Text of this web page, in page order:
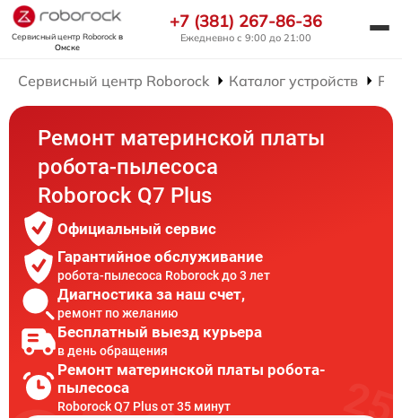
Сервисный центр Roborockв
Омске
+7 (381) 267-86-36
Ежедневно с 9:00 до 21:00
Сервисный центр Roborock Каталог устройств
Ремонт материнской платы
робота-пылесоса
Roborock Q7 Plus
Официальный сервис
Гарантийное обслуживание
робота-пылесоса Roborock до 3 лет
Диагностика за наш счет,
ремонт по желанию
Бесплатный выезд курьера
в день обращения
Ремонт материнской платы робота-
пылесоса
Roborock Q7 Plus от 35 минут